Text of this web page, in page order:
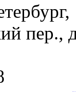
,
пер.,